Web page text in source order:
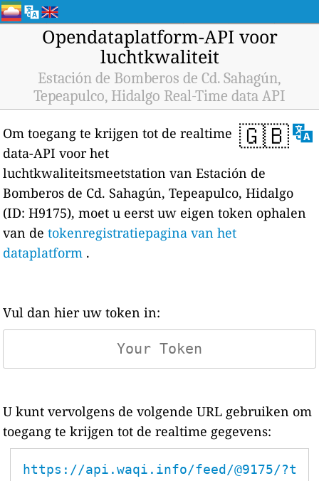
Opendataplatform-API voor
luchtkwaliteit
Estación de Bomberos de Cd. Sahagún,
Tepeapulco, Hidalgo Real-Time data API
🇬🇧
Om toegang te krijgen tot de realtime
data-API voor het
luchtkwaliteitsmeetstation van Estación de
Bomberos de Cd. Sahagún, Tepeapulco, Hidalgo
(ID: H9175), moet u eerst uw eigen token ophalen
van detokenregistratiepagina van het
dataplatform .
Vul dan hier uw token in:
U kunt vervolgens de volgende URL gebruiken om
toegang te krijgen tot de realtime gegevens:
https://api.waqi.info/feed/@9175/?t